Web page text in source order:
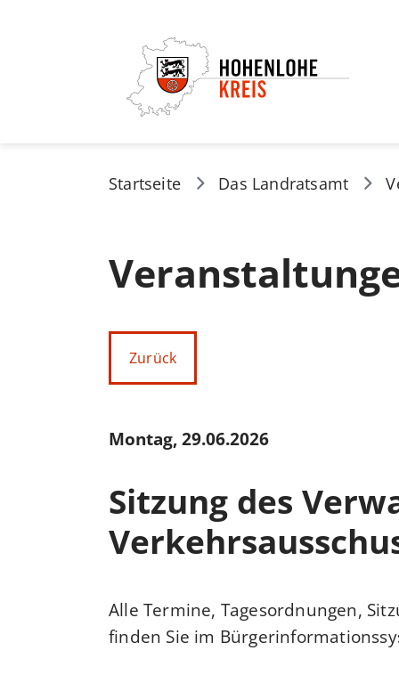
Startseite Das Landratsamt
Zurück
Montag, 29.06.2026
Sitzung des
Alle Termine, Tagesordnungen,
finden Sie im